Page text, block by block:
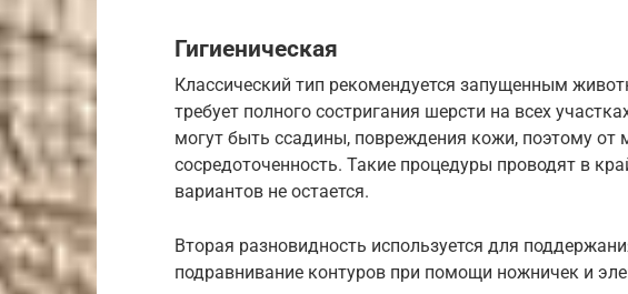
Гигиеническая
Классический тип рекомендуется запущенным
требует полного состригания шерсти на всех
могут быть ссадины, повреждения кожи, поэтому от
сосредоточенность. Такие процедуры проводят в
вариантов не остается.
Вторая разновидность используется для
подравнивание контуров при помощи ножничек и